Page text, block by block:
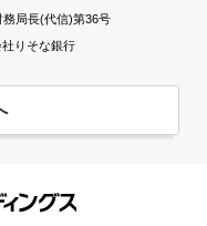
トメールの発送等、
ビスに関する各種ご
各種ご提案のため
後の事後管理のため
局長(代信)第36号
りそな銀行